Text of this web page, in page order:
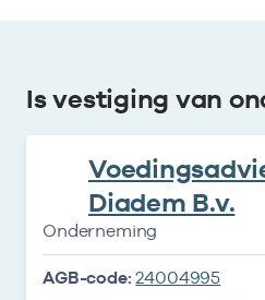
Is vestiging van
Diadem B.v.
Onderneming
AGB-code: 24004995